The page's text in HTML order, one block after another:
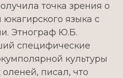
точка зрения о
юкагирского языка с
Этнограф Ю.Б.
специфические
культуры
писал, что